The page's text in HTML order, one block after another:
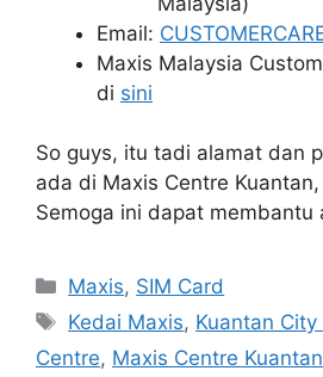
Email:
Maxis Malaysia
di sini
So guys, itu tadi alamat dan
ada di Maxis Centre
Semoga ini dapat membantu
Categories
Maxis, SIM Card
Tags
Kedai Maxis, Kuantan City
Centre, Maxis Centre Kuantan